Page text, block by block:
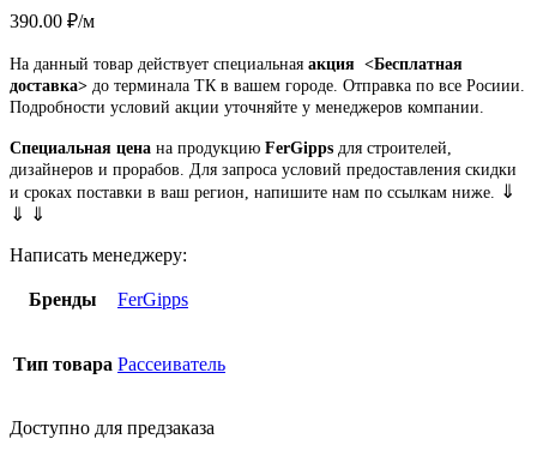
390.00 ₽/м
На данный товар действует специальная акция <Бесплатная
доставка> до терминала ТК в вашем городе. Отправка по все Росиии.
Подробности условий акции уточняйте у менеджеров компании.
Специальная цена на продукцию FerGipps для строителей,
дизайнеров и прорабов. Для запроса условий предоставления скидки
и сроках поставки в ваш регион, напишите нам по ссылкам ниже. ⇓
⇓ ⇓
Написать менеджеру:
Бренды FerGipps
Тип товара Рассеиватель
Доступно для предзаказа